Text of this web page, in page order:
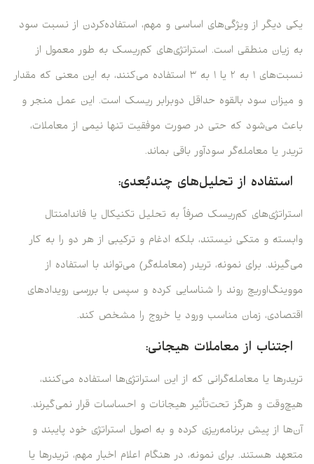
یکی دیگر از ویژگی‌های اساسی و مهم، استفاده‌کردن از نسبت سود
به زیان منطقی است. استراتژی‌های کم‌ریسک به طور معمول از
نسبت‌های ۱ به ۲ یا ۱ به ۳ استفاده می‌کنند، به این معنی که مقدار
و میزان سود بالقوه حداقل دوبرابر ریسک است. این عمل منجر و
باعث می‌شود که حتی در صورت موفقیت تنها نیمی از معاملات،
تریدر یا معامله‌گر سودآور باقی بماند.
استفاده از تحلیل‌های چندبُعدی:
استراتژی‌های کم‌ریسک صرفاً به تحلیل تکنیکال یا فاندامنتال
وابسته و متکی نیستند، بلکه ادغام و ترکیبی از هر دو را به کار
می‌گیرند. برای نمونه، تریدر (معامله‌گر) می‌تواند با استفاده از
مووینگ‌اوریج روند را شناسایی کرده و سپس با بررسی رویدادهای
اقتصادی، زمان مناسب ورود یا خروج را مشخص کند.
اجتناب از معاملات هیجانی:
تریدرها یا معامله‌گرانی که از این استراتژی‌ها استفاده می‌کنند،
هیچ‌وقت و هرگز تحت‌تأثیر هیجانات و احساسات قرار نمی‌گیرند.
آن‌ها از پیش برنامه‌ریزی کرده و به اصول استراتژی خود پایبند و
متعهد هستند. برای نمونه، در هنگام اعلام اخبار مهم، تریدرها یا